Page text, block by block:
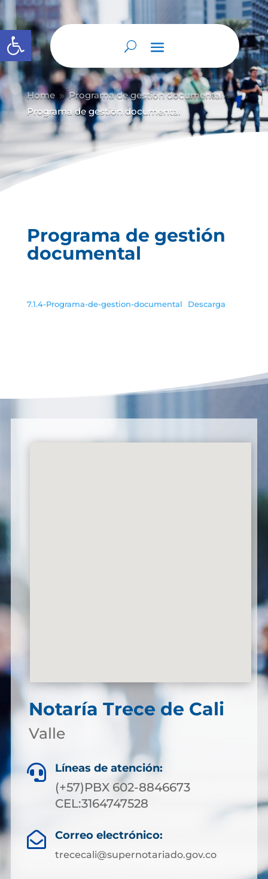
Abrir barra de herramientas
Home 9 Programa de gestión documental 9
Programa de gestión documental
Programa de gestión
documental
7.1.4-Programa-de-gestion-documental Descarga
Notaría Trece de Cali
Valle
 Líneas de atención:
(+57)PBX 602-8846673
CEL:3164747528
 Correo electrónico:
trececali@supernotariado.gov.co